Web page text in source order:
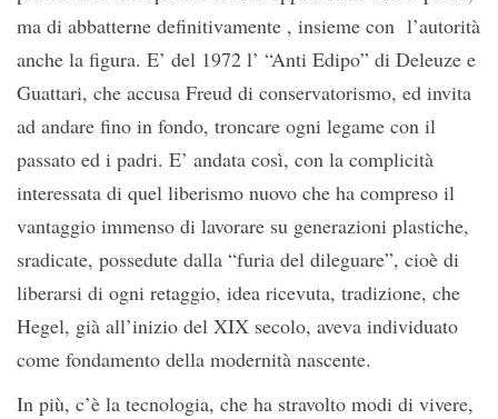
ma di abbatterne definitivamente , insieme con l’autorità
anche la figura. E’ del 1972 l’ “Anti Edipo” di Deleuze e
Guattari, che accusa Freud di conservatorismo, ed invita
ad andare fino in fondo, troncare ogni legame con il
passato ed i padri. E’ andata così, con la complicità
interessata di quel liberismo nuovo che ha compreso il
vantaggio immenso di lavorare su generazioni plastiche,
sradicate, possedute dalla “furia del dileguare”, cioè di
liberarsi di ogni retaggio, idea ricevuta, tradizione, che
Hegel, già all’inizio del XIX secolo, aveva individuato
come fondamento della modernità nascente.
In più, c’è la tecnologia, che ha stravolto modi di vivere,